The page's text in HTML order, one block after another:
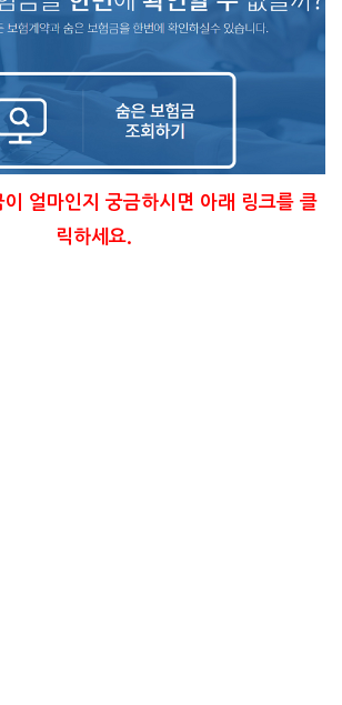
얼마인지 궁금하시면 아래 링크를 클
릭하세요.